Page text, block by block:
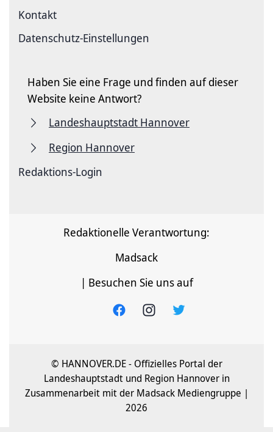
Kontakt
Datenschutz-Einstellungen
Haben Sie eine Frage und finden auf dieser
Website keine Antwort?
Landeshauptstadt Hannover
Region Hannover
Redaktions-Login
Redaktionelle Verantwortung:
Madsack
| Besuchen Sie uns auf
© HANNOVER.DE - Offizielles Portal der
Landeshauptstadt und Region Hannover in
Zusammenarbeit mit der Madsack Mediengruppe |
2026